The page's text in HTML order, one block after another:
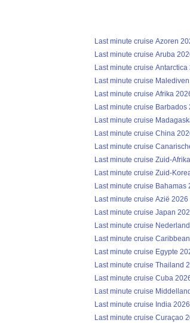
Last minute cruise Azoren
Last minute cruise Aruba
Last minute cruise Antarctica
Last minute cruise
Last minute cruise Afrika
Last minute cruise Barbados
Last minute cruise
Last minute cruise China
Last minute cruise
Last minute cruise Zuid-
Last minute cruise Zuid-
Last minute cruise Bahamas
Last minute cruise Azië 2026
Last minute cruise Japan
Last minute cruise
Last minute cruise
Last minute cruise Egypte
Last minute cruise Thailand
Last minute cruise Cuba
Last minute cruise
Last minute cruise India 2026
Last minute cruise Curaçao